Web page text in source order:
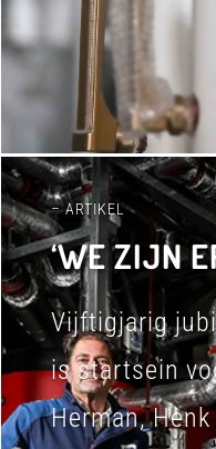
– ARTIKEL
‘WE ZIJN
Vijftigjarig
is startsein
Herman,